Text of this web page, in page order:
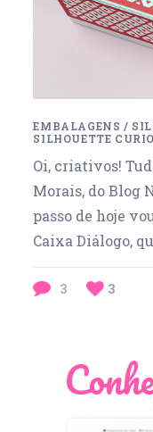
EMBALAGENS /
SILHOUETTE CURIO
Oi, criativos!
Morais, do Blog
passo de hoje
Caixa Diálogo,
3 3